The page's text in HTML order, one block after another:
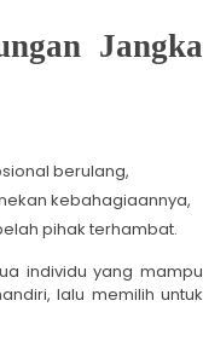
Jangka
berulang,
kebahagiaannya,
pihak terhambat.
individu yang mampu
lalu memilih untuk